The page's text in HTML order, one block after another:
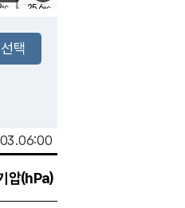
℃
25.6℃
압(hPa)